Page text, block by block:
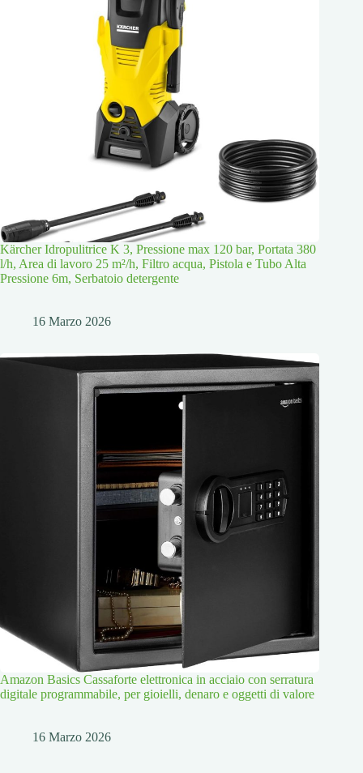
Kärcher Idropulitrice K 3, Pressione max 120 bar, Portata 380
l/h, Area di lavoro 25 m²/h, Filtro acqua, Pistola e Tubo Alta
Pressione 6m, Serbatoio detergente
16 Marzo 2026
Amazon Basics Cassaforte elettronica in acciaio con serratura
digitale programmabile, per gioielli, denaro e oggetti di valore
16 Marzo 2026